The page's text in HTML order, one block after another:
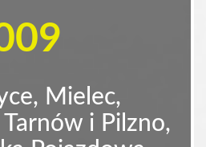
Mielec,
i Pilzno,